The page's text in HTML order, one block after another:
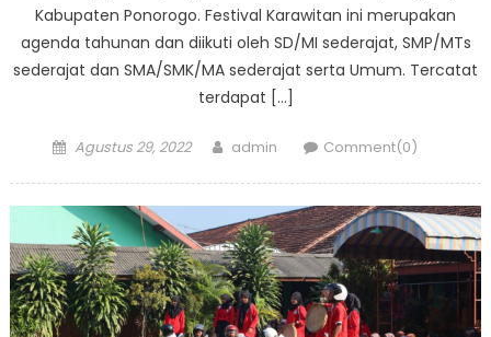
Kabupaten Ponorogo. Festival Karawitan ini merupakan
agenda tahunan dan diikuti oleh SD/MI sederajat, SMP/MTs
sederajat dan SMA/SMK/MA sederajat serta Umum. Tercatat
terdapat […]
Posted
Agustus 29, 2022 Author
admin Comment(0)